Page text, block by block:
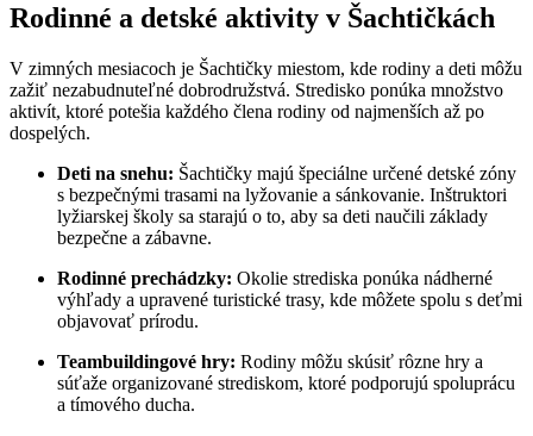
Rodinné a detské aktivity v Šachtičkách
V zimných mesiacoch je Šachtičky miestom, kde rodiny a deti môžu
zažiť nezabudnuteľné dobrodružstvá. Stredisko ponúka množstvo
aktivít, ktoré potešia každého člena rodiny od najmenších až po
dospelých.
Deti na snehu: Šachtičky majú špeciálne určené detské zóny
s bezpečnými trasami na lyžovanie a sánkovanie. Inštruktori
lyžiarskej školy sa starajú o to, aby sa deti naučili základy
bezpečne a zábavne.
Rodinné prechádzky: Okolie strediska ponúka nádherné
výhľady a upravené turistické trasy, kde môžete spolu s deťmi
objavovať prírodu.
Teambuildingové hry: Rodiny môžu skúsiť rôzne hry a
súťaže organizované strediskom, ktoré podporujú spoluprácu
a tímového ducha.